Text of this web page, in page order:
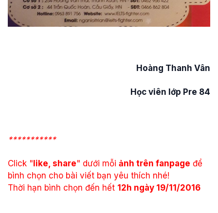
Hoàng Thanh Vân
Học viên lớp Pre 84
***********
Click " like, share" dưới mỗi ảnh trên fanpage để
bình chọn cho bài viết bạn yêu thích nhé!
Thời hạn bình chọn đến hết 12h ngày 19/11/2016